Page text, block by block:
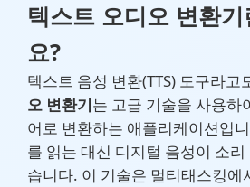
텍스트 오디오 변환
요?
텍스트 음성 변환(TTS) 도구라고
오 변환기는 고급 기술을 사용하
어로 변환하는 애플리케이션입
를 읽는 대신 디지털 음성이 소
습니다. 이 기술은 멀티태스킹에